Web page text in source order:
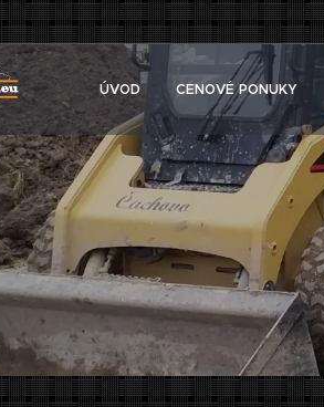
ÚVOD CENOVÉ PONUKY